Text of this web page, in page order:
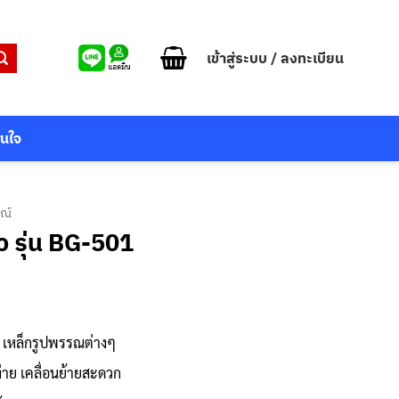
เข้าสู่ระบบ / ลงทะเบียน
ใจ
ณ์
รุ่น BG-501
เหล็กรูปพรรณต่างๆ
ย เคลื่อนย้ายสะดวก